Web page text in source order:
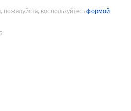
пожалуйста, воспользуйтесьформой